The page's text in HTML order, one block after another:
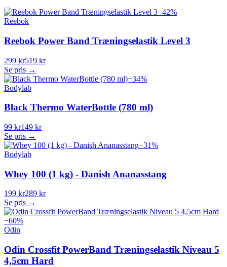
−42%
Reebok
Reebok Power Band Træningselastik Level 3
299 kr519 kr
Se pris →
−34%
Bodylab
Black Thermo WaterBottle (780 ml)
99 kr149 kr
Se pris →
−31%
Bodylab
Whey 100 (1 kg) - Danish Ananasstang
199 kr289 kr
Se pris →
−60%
Odin
Odin Crossfit PowerBand Træningselastik Niveau 5
4,5cm Hard